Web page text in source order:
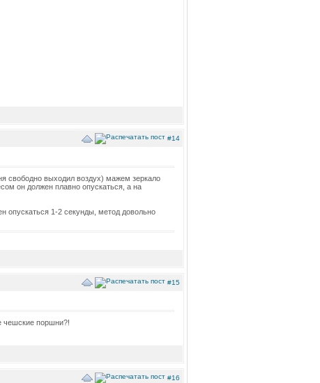
#14
свободно выходил воздух) мажем зеркало
он должен плавно опускаться, а на
опускаться 1-2 секунды, метод довольно
#15
чешские поршни?!
#16